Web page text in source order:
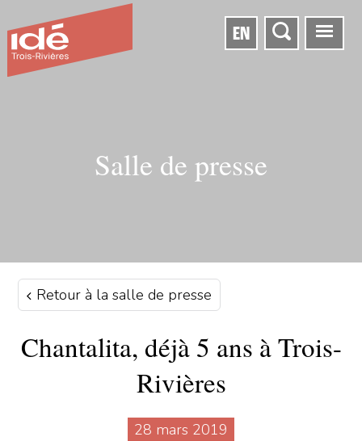
EN
Salle de presse
Retour à la salle de presse
Chantalita, déjà 5 ans à Trois-
Rivières
28 mars 2019